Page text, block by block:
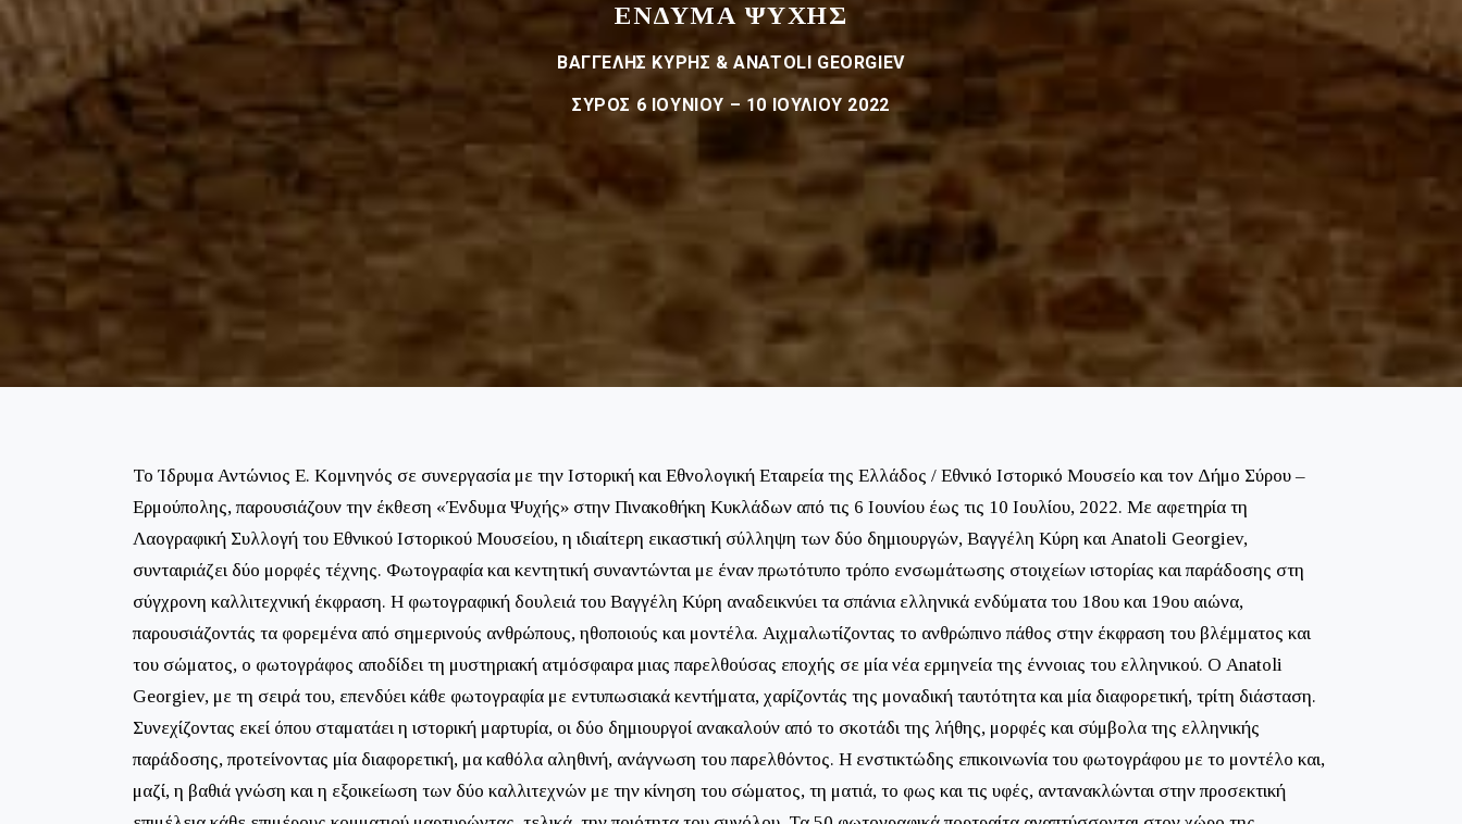
ΕΝΔΥΜΑ ΨΥΧΗΣ
ΒΑΓΓΕΛΗΣ ΚΥΡΗΣ & ANATOLI GEORGIEV
ΣΥΡΟΣ 6 ΙΟΥΝΙΟΥ – 10 ΙΟΥΛΙΟΥ 2022
Το Ίδρυμα Αντώνιος Ε. Κομνηνός σε συνεργασία με την Ιστορική και Εθνολογική Εταιρεία της Ελλάδος / Εθνικό Ιστορικό Μουσείο και τον Δήμο Σύρου –
Ερμούπολης, παρουσιάζουν την έκθεση «Ένδυμα Ψυχής» στην Πινακοθήκη Κυκλάδων από τις 6 Ιουνίου έως τις 10 Ιουλίου, 2022. Με αφετηρία τη
Λαογραφική Συλλογή του Εθνικού Ιστορικού Μουσείου, η ιδιαίτερη εικαστική σύλληψη των δύο δημιουργών, Βαγγέλη Κύρη και Anatoli Georgiev,
συνταιριάζει δύο μορφές τέχνης. Φωτογραφία και κεντητική συναντώνται με έναν πρωτότυπο τρόπο ενσωμάτωσης στοιχείων ιστορίας και παράδοσης στη
σύγχρονη καλλιτεχνική έκφραση. Η φωτογραφική δουλειά του Βαγγέλη Κύρη αναδεικνύει τα σπάνια ελληνικά ενδύματα του 18ου και 19ου αιώνα,
παρουσιάζοντάς τα φορεμένα από σημερινούς ανθρώπους, ηθοποιούς και μοντέλα. Αιχμαλωτίζοντας το ανθρώπινο πάθος στην έκφραση του βλέμματος και
του σώματος, ο φωτογράφος αποδίδει τη μυστηριακή ατμόσφαιρα μιας παρελθούσας εποχής σε μία νέα ερμηνεία της έννοιας του ελληνικού. Ο Anatoli
Georgiev, με τη σειρά του, επενδύει κάθε φωτογραφία με εντυπωσιακά κεντήματα, χαρίζοντάς της μοναδική ταυτότητα και μία διαφορετική, τρίτη διάσταση.
Συνεχίζοντας εκεί όπου σταματάει η ιστορική μαρτυρία, οι δύο δημιουργοί ανακαλούν από το σκοτάδι της λήθης, μορφές και σύμβολα της ελληνικής
παράδοσης, προτείνοντας μία διαφορετική, μα καθόλα αληθινή, ανάγνωση του παρελθόντος. Η ενστικτώδης επικοινωνία του φωτογράφου με το μοντέλο και,
μαζί, η βαθιά γνώση και η εξοικείωση των δύο καλλιτεχνών με την κίνηση του σώματος, τη ματιά, το φως και τις υφές, αντανακλώνται στην προσεκτική